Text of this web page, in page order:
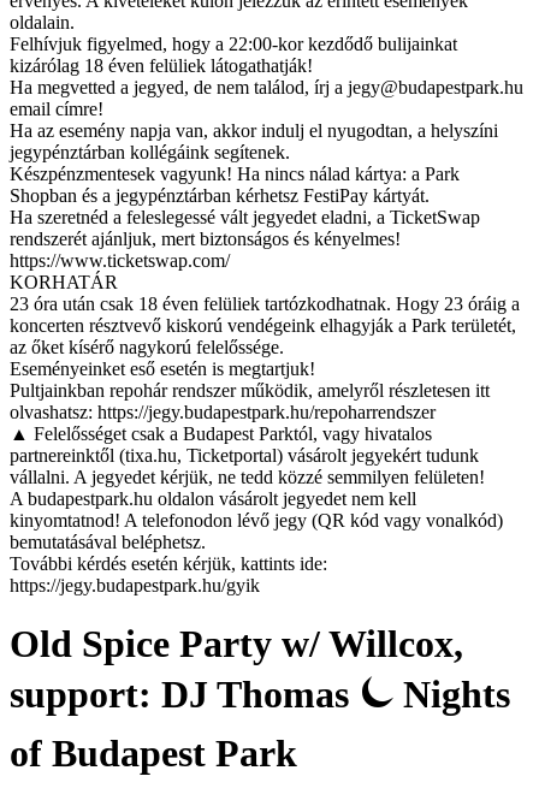
oldalain.
Felhívjuk figyelmed, hogy a 22:00-kor kezdődő bulijainkat
kizárólag 18 éven felüliek látogathatják!
Ha megvetted a jegyed, de nem találod, írj a jegy@budapestpark.hu
email címre!
Ha az esemény napja van, akkor indulj el nyugodtan, a helyszíni
jegypénztárban kollégáink segítenek.
Készpénzmentesek vagyunk! Ha nincs nálad kártya: a Park
Shopban és a jegypénztárban kérhetsz FestiPay kártyát.
Ha szeretnéd a feleslegessé vált jegyedet eladni, a TicketSwap
rendszerét ajánljuk, mert biztonságos és kényelmes!
https://www.ticketswap.com/
KORHATÁR
23 óra után csak 18 éven felüliek tartózkodhatnak. Hogy 23 óráig a
koncerten résztvevő kiskorú vendégeink elhagyják a Park területét,
az őket kísérő nagykorú felelőssége.
Eseményeinket eső esetén is megtartjuk!
Pultjainkban repohár rendszer működik, amelyről részletesen itt
olvashatsz: https://jegy.budapestpark.hu/repoharrendszer
▲ Felelősséget csak a Budapest Parktól, vagy hivatalos
partnereinktől (tixa.hu, Ticketportal) vásárolt jegyekért tudunk
vállalni. A jegyedet kérjük, ne tedd közzé semmilyen felületen!
A budapestpark.hu oldalon vásárolt jegyedet nem kell
kinyomtatnod! A telefonodon lévő jegy (QR kód vagy vonalkód)
bemutatásával beléphetsz.
További kérdés esetén kérjük, kattints ide:
https://jegy.budapestpark.hu/gyik
Old Spice Party w/ Willcox,
support: DJ Thomas ⏾ Nights
of Budapest Park